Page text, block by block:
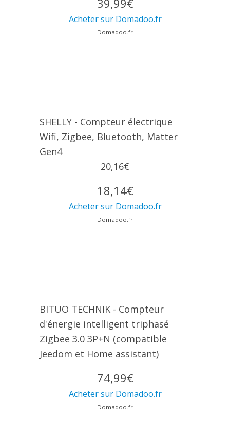
39,99€
Acheter sur Domadoo.fr
Domadoo.fr
SHELLY - Compteur électrique
Wifi, Zigbee, Bluetooth, Matter
Gen4
20,16€
18,14€
Acheter sur Domadoo.fr
Domadoo.fr
BITUO TECHNIK - Compteur
d'énergie intelligent triphasé
Zigbee 3.0 3P+N (compatible
Jeedom et Home assistant)
74,99€
Acheter sur Domadoo.fr
Domadoo.fr